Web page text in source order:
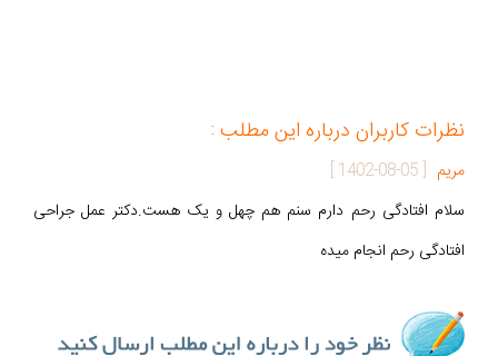
نظرات کاربران درباره این مطلب :
مریم [
1402-08-05
]
سلام افتادگی رحم دارم سنم هم چهل و یک هست.دکتر عمل جراحی
افتادگی رحم انجام میده